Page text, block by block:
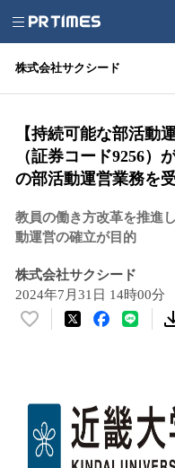
株式会社サクシード
【持続可能な部活動
（証券コード9256）
の部活動運営業務を
教員の働き方改革を推進
動運営の確立が目的
株式会社サクシード
2024年7月31日 14時00分
い
数
を
読
み